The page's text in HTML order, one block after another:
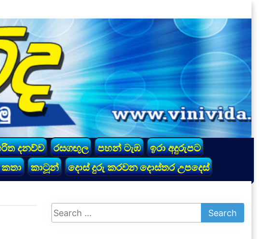
දනව්ව රසගඟුල පහන් ටැඹ
ඉරා අදුරුපට
කාටූන් දොස් දුරු කරවන දොස්තර උපදෙස්